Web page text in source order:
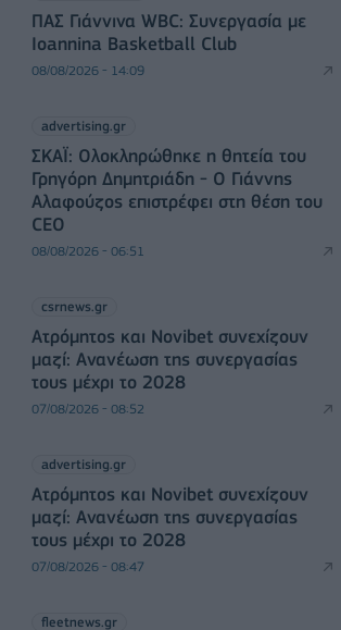
ΠΑΣ Γιάννινα WBC: Συνεργασία με
Ioannina Basketball Club
08/08/2026 - 14:09
advertising.gr
ΣΚΑΪ: Ολοκληρώθηκε η θητεία του
Γρηγόρη Δημητριάδη - Ο Γιάννης
Αλαφούζος επιστρέφει στη θέση του
CEO
08/08/2026 - 06:51
csrnews.gr
Ατρόμητος και Novibet συνεχίζουν
μαζί: Ανανέωση της συνεργασίας
τους μέχρι το 2028
07/08/2026 - 08:52
advertising.gr
Ατρόμητος και Novibet συνεχίζουν
μαζί: Ανανέωση της συνεργασίας
τους μέχρι το 2028
07/08/2026 - 08:47
fleetnews.gr